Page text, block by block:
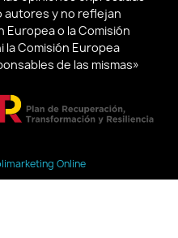
autores y no reflejan
Europea o la Comisión
la Comisión Europea
de las mismas»
Online